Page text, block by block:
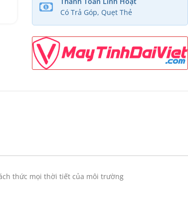
Có Trả Góp, Quẹt Thẻ
thức mọi thời tiết của môi trường